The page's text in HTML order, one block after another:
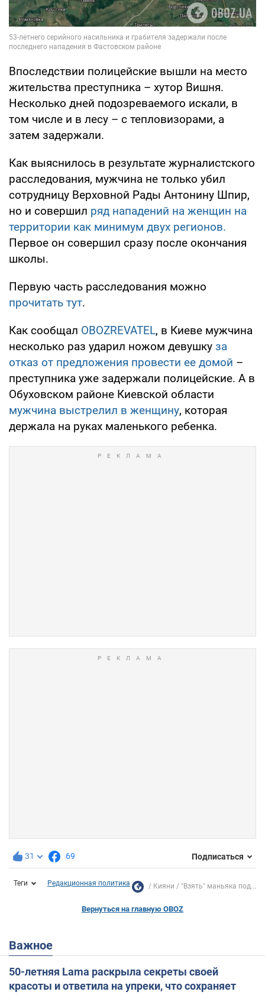
Впоследствии полицейские вышли на место
жительства преступника – хутор Вишня.
Несколько дней подозреваемого искали, в
том числе и в лесу – с тепловизорами, а
затем задержали.
Как выяснилось в результате журналистского
расследования, мужчина не только убил
сотрудницу Верховной Рады Антонину Шпир,
но и совершил ряд нападений на женщин на
территории как минимум двух регионов.
Первое он совершил сразу после окончания
школы.
Первую часть расследования можно
прочитать тут.
Как сообщал OBOZREVATEL, в Киеве мужчина
несколько раз ударил ножом девушку за
отказ от предложения провести ее домой –
преступника уже задержали полицейские. А в
Обуховском районе Киевской области
мужчина выстрелил в женщину, которая
держала на руках маленького ребенка.
31 69 Подписаться
Теги Редакционная политика Кияни "Взять" маньяка под...
Вернуться на главную OBOZ
Важное
50-летняя Lama раскрыла секреты своей
красоты и ответила на упреки, что сохраняет